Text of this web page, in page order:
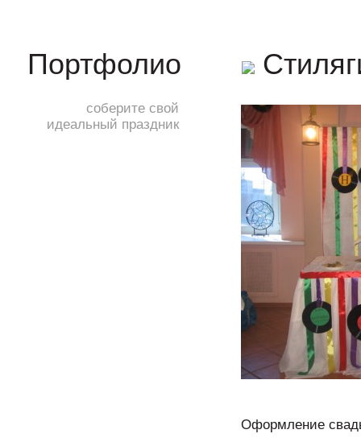
соберите свой
идеальный праздник
Портфолио
Оформление